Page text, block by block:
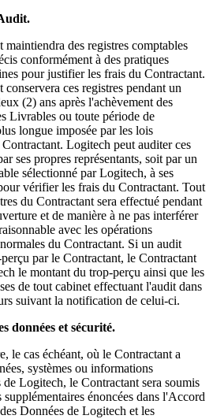
maintiendra des registres comptables
conformément à des pratiques
pour justifier les frais du Contractant.
conservera ces registres pendant un
(2) ans après l'achèvement des
Livrables ou toute période de
longue imposée par les lois
Logitech peut auditer ces
ses propres représentants, soit par un
sélectionné par Logitech, à ses
vérifier les frais du Contractant. Tout
du Contractant sera effectué pendant
et de manière à ne pas interférer
avec les opérations
du Contractant. Si un audit
par le Contractant, le Contractant
le montant du trop-perçu ainsi que les
de tout cabinet effectuant l'audit dans
suivant la notification de celui-ci.
données et sécurité.
le cas échéant, où le Contractant a
systèmes ou informations
Logitech, le Contractant sera soumis
énoncées dans l'Accord
Données de Logitech et les